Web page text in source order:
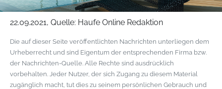
22.09.2021, Quelle: Haufe Online Redaktion
Die auf dieser Seite veröffentlichten Nachrichten unterliegen dem
Urheberrecht und sind Eigentum der entsprechenden Firma bzw.
der Nachrichten-Quelle. Alle Rechte sind ausdrücklich
vorbehalten. Jeder Nutzer, der sich Zugang zu diesem Material
zugänglich macht, tut dies zu seinem persönlichen Gebrauch und